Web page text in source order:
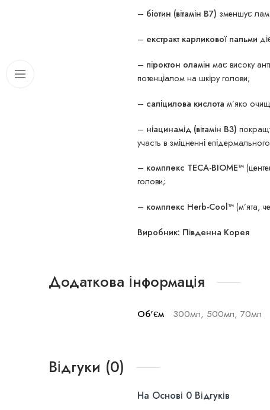
– біотин (вітамін В7) зменшує
– екстракт карликової пальми
– піроктон оламін має високу
потенціалом на шкіру голови;
– саліцилова кислота м’яко
– ніацинамід (вітамін B3)
участь в зміцненні
– комплекс TECA-BIOME™
голови;
– комплекс Herb-Cool™(м’ята,
Виробник: Південна Корея
Додаткова інформація
Об'єм 300мл, 500мл, 70мл
Відгуки (0)
На Основі 0 Відгуків